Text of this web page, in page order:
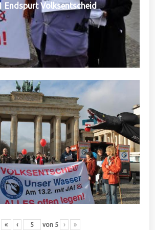
Endspurt Volksentscheid
« ‹ von 5 › »